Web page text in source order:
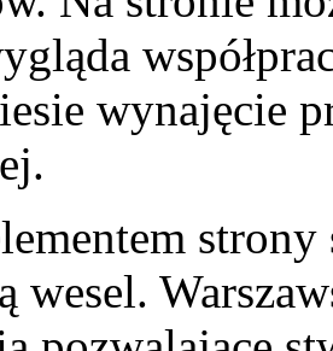
wynajęcie
strony
wesel.